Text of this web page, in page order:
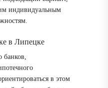
индивидуальным
в Липецке
банков,
в этом